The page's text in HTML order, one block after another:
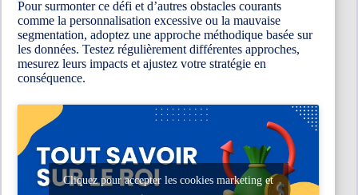
Pour surmonter ce défi et d’autres obstacles courants
comme la personnalisation excessive ou la mauvaise
segmentation, adoptez une approche méthodique basée sur
les données. Testez régulièrement différentes approches,
mesurez leurs impacts et ajustez votre stratégie en
conséquence.
Cliquez pour accepter les cookies marketing et